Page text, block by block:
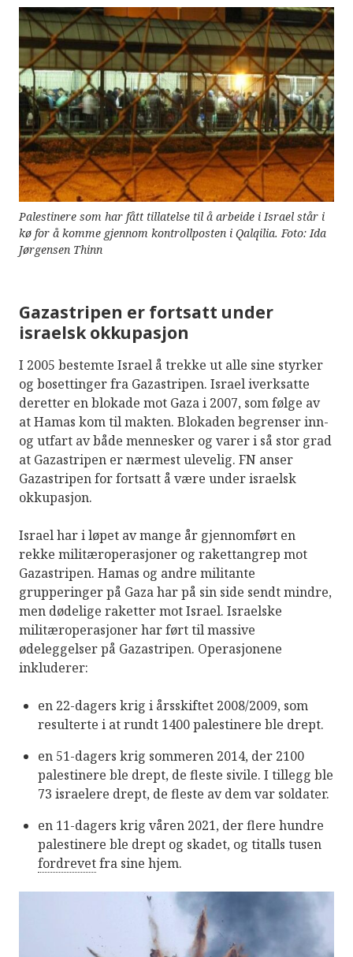
Palestinere som har fått tillatelse til å arbeide i Israel står i
kø for å komme gjennom kontrollposten i Qalqilia. Foto: Ida
Jørgensen Thinn
Gazastripen er fortsatt under
israelsk okkupasjon
I 2005 bestemte Israel å trekke ut alle sine styrker
og bosettinger fra Gazastripen. Israel iverksatte
deretter en blokade mot Gaza i 2007, som følge av
at Hamas kom til makten. Blokaden begrenser inn-
og utfart av både mennesker og varer i så stor grad
at Gazastripen er nærmest ulevelig. FN anser
Gazastripen for fortsatt å være under israelsk
okkupasjon.
Israel har i løpet av mange år gjennomført en
rekke militæroperasjoner og rakettangrep mot
Gazastripen. Hamas og andre militante
grupperinger på Gaza har på sin side sendt mindre,
men dødelige raketter mot Israel. Israelske
militæroperasjoner har ført til massive
ødeleggelser på Gazastripen. Operasjonene
inkluderer:
en 22-dagers krig i årsskiftet 2008/2009, som
resulterte i at rundt 1400 palestinere ble drept.
en 51-dagers krig sommeren 2014, der 2100
palestinere ble drept, de fleste sivile. I tillegg ble
73 israelere drept, de fleste av dem var soldater.
en 11-dagers krig våren 2021, der flere hundre
palestinere ble drept og skadet, og titalls tusen
fordrevetfra sine hjem.